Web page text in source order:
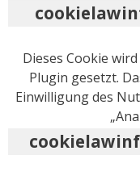
Dieses Cookie
Plugin gesetzt.
Einwilligung des